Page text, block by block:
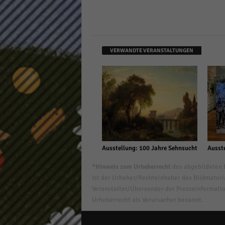
VERWANDTE VERANSTALTUNGEN
Ausstellung: 100 Jahre Sehnsucht